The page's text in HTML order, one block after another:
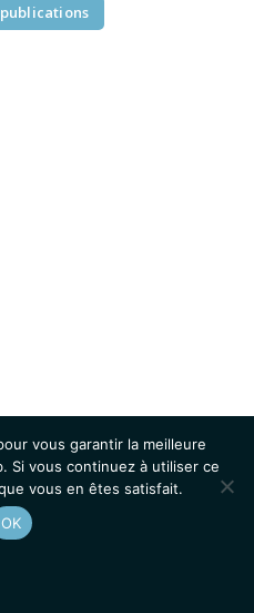
vous garantir la meilleure
Si vous continuez à utiliser ce
vous en êtes satisfait.
OK